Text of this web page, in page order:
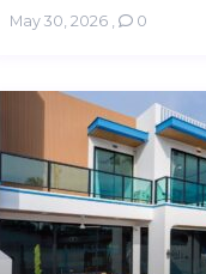
May 30, 2026 , 0